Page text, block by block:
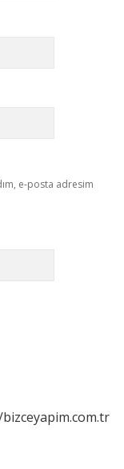
e-posta adresim